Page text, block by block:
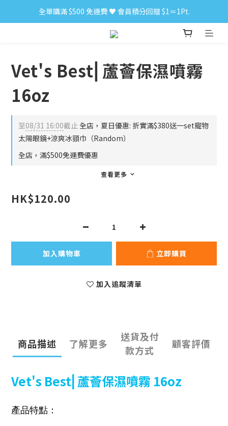
小食購滿 $300 順豐免運費 ‼
全單購滿 $500 免運費 ♥︎ 會員積分回贈 $1＝1Pt.
小食購滿 $300 順豐免運費 ‼
Vet's Best⎜蘆薈保濕噴霧
16oz
至08/31 16:00截止全店，夏日優惠: 折實滿$380送一set寵物
太陽眼鏡+涼爽冰頸巾（Random）
全店，滿$500免運費優惠
查看更多
HK$120.00
加入購物車 立即購買
加入追蹤清單
商品描述 了解更多
送貨及付
款方式
顧客評價
Vet's Best⎜蘆薈保濕噴霧 16oz
產品特點：